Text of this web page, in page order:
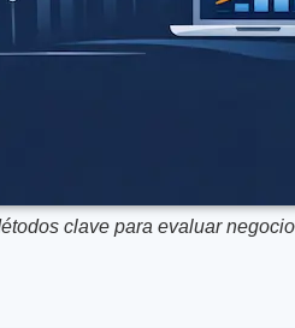
clave para evaluar